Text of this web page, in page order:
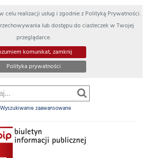
celu realizacji usług i zgodnie z Polityką Prywatności.
lub dostępu do ciasteczek w Twojej
przeglądarce.
komunikat, zamknij
Polityka prywatności
Wyszukiwanie zaawansowane